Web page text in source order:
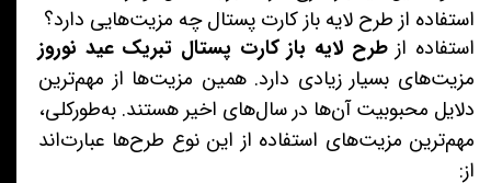
استفاده از طرح لایه باز کارت پستال چه مزیت‌هایی دارد؟
استفاده ازطرح لایه باز کارت پستال تبریک عید نوروز
مزیت‌های بسیار زیادی دارد. همین مزیت‌ها از مهم‌ترین
دلایل محبوبیت آن‌ها در سال‌های اخیر هستند. به‌طورکلی،
مهم‌ترین مزیت‌های استفاده از این نوع طرح‌ها عبارت‌اند
از: